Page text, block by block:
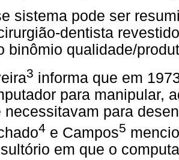
sistema pode ser
dentista
binômio qualidade/
3 informa que em
para manipular,
necessitavam para
4 e Campos5
em que o